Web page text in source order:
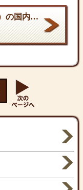
【2026年最新】麻疹（はしか）の国内流行状況と対策